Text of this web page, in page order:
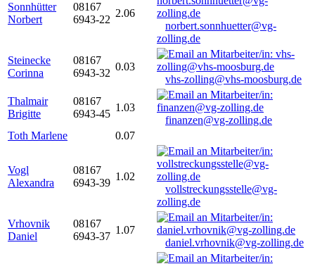
Sonnhütter
Norbert
08167
6943-22
2.06
norbert.sonnhuetter@vg-
zolling.de
Steinecke
Corinna
08167
6943-32
0.03
vhs-zolling@vhs-moosburg.de
Thalmair
Brigitte
08167
6943-45
1.03
finanzen@vg-zolling.de
Toth Marlene
0.07
Vogl
Alexandra
08167
6943-39
1.02
vollstreckungsstelle@vg-
zolling.de
Vrhovnik
Daniel
08167
6943-37
1.07
daniel.vrhovnik@vg-zolling.de